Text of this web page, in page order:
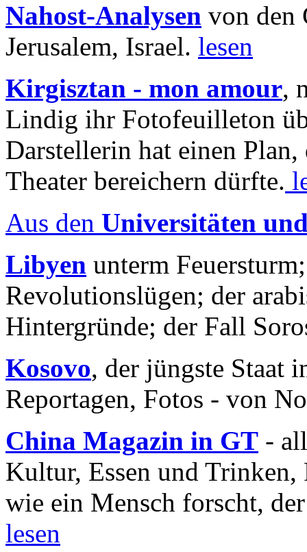
Nahost-Analysen von den
Jerusalem, Israel. lesen
Kirgisztan - mon amour,
Lindig ihr Fotofeuilleton
Darstellerin hat einen Plan,
Theater bereichern dürfte.
Aus den Universitäten
Libyen unterm
Revolutionslügen; der
Hintergründe; der Fall
Kosovo, der jüngste Staat
Reportagen, Fotos - von
China Magazin in GT -
Kultur, Essen und
wie ein Mensch forscht,
lesen